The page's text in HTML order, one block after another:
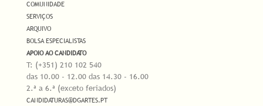
COMUNIDADE
SERVIÇOS
ARQUIVO
BOLSA ESPECIALISTAS
APOIO AO CANDIDATO
T: (+351) 210 102 540
das 10.00 - 12.00 das 14.30 - 16.00
2.ª a 6.ª (exceto feriados)
CANDIDATURAS@DGARTES.PT